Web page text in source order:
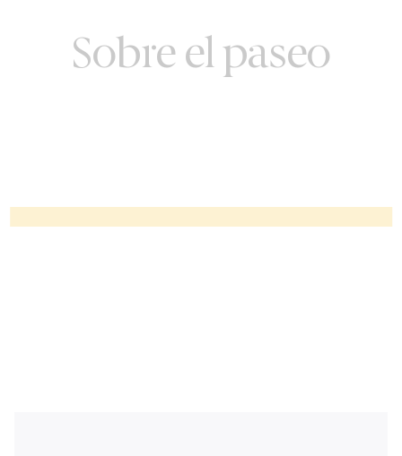
Sobre el paseo